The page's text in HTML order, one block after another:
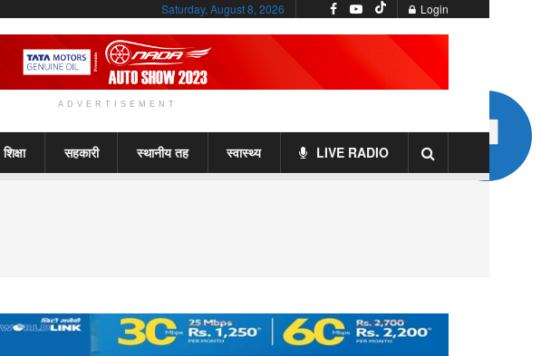
Saturday, August 8, 2026 Login
ADVERTISEMENT
शिक्षा सहकारी स्थानीय तह स्वास्थ्य LIVE RADIO